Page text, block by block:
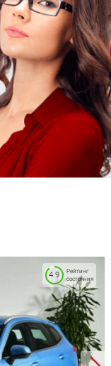
Рейтинг
состояния
4.9